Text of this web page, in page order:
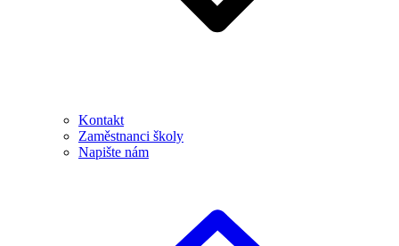
Kontakt
Zaměstnanci školy
Napište nám